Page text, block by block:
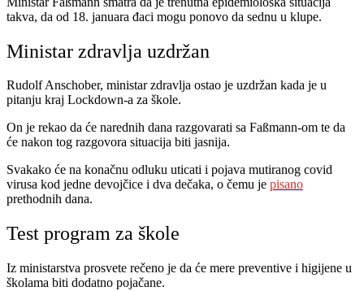
takva, da od 18. januara đaci mogu ponovo da sednu u klupe.
Ministar zdravlja uzdržan
Rudolf Anschober, ministar zdravlja ostao je uzdržan kada je u
pitanju kraj Lockdown-a za škole.
On je rekao da će narednih dana razgovarati sa Faßmann-om te da
će nakon tog razgovora situacija biti jasnija.
Svakako će na konačnu odluku uticati i pojava mutiranog covid
virusa kod jedne devojčice i dva dečaka, o čemu je pisano
prethodnih dana.
Test program za škole
Iz ministarstva prosvete rečeno je da će mere preventive i higijene u
školama biti dodatno pojačane.